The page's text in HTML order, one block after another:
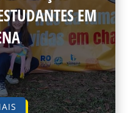
EM